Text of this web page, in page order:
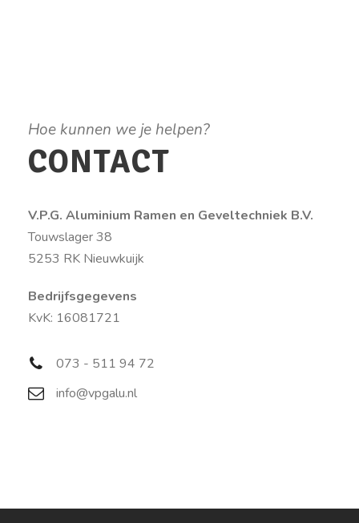
Hoe kunnen we je helpen?
CONTACT
V.P.G. Aluminium Ramen en Geveltechniek B.V.
Touwslager 38
5253 RK Nieuwkuijk
Bedrijfsgegevens
KvK: 16081721
073 - 511 94 72
info@vpgalu.nl